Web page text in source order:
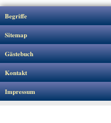
Begriffe
Sitemap
Gästebuch
Kontakt
Impressum